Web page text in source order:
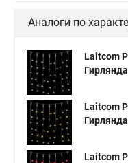
Аналоги по
Laitcom
Laitcom
Laitcom